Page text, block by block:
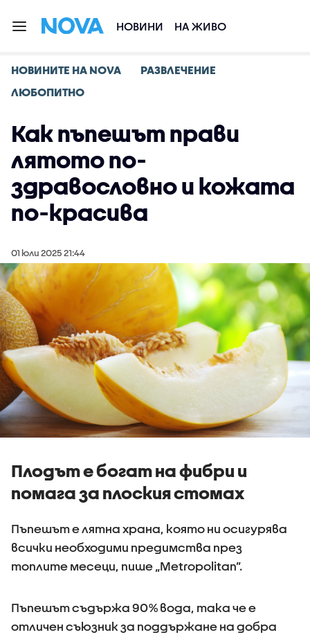
НОВИНИ НА ЖИВО
НОВИНИТЕ НА NOVA
РАЗВЛЕЧЕНИЕ
ЛЮБОПИТНО
Как пъпешът прави
лятото по-
здравословно и кожата
по-красива
01 юли 2025 21:44
Плодът е богат на фибри и
помага за плоския стомах
Пъпешът е лятна храна, която ни осигурява
всички необходими предимства през
топлите месеци, пише „Metropolitan”.
Пъпешът съдържа 90% вода, така че е
отличен съюзник за поддържане на добра